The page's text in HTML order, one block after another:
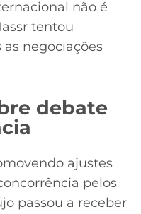
não é
tentou
negociações
debate
ajustes
pelos
passou a receber